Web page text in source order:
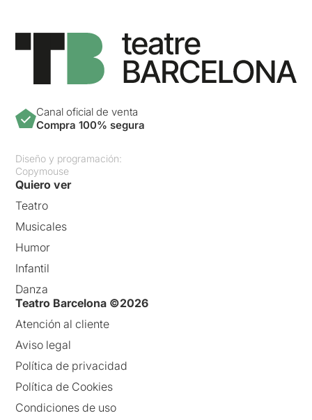
Canal oficial de venta
Compra 100% segura
Diseño y programación:
Copymouse
Quiero ver
Teatro
Musicales
Humor
Infantil
Danza
Teatro Barcelona ©2026
Atención al cliente
Aviso legal
Política de privacidad
Política de Cookies
Condiciones de uso